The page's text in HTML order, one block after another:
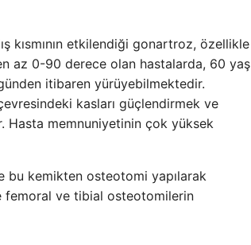
kısmının etkilendiği gonartroz, özellikle
az 0-90 derece olan hastalarda, 60 yaş
itibaren yürüyebilmektedir.
kasları güçlendirmek ve
Hasta memnuniyetinin çok yüksek
bu kemikten osteotomi yapılarak
femoral ve tibial osteotomilerin